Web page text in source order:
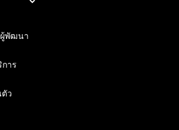
ผู้พัฒนา
าร
ว